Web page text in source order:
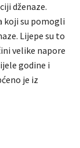
dženaze.
su pomogli
Lijepe su to
velike napore
godine i
je iz